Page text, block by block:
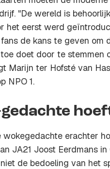
"De wereld is
het eerst werd
de kans te geven
doet door te stemmen
Marijn ter Hofsté van
NPO 1.
wokegedachte erachter
JA21 Joost Eerdmans
de bedoeling van het